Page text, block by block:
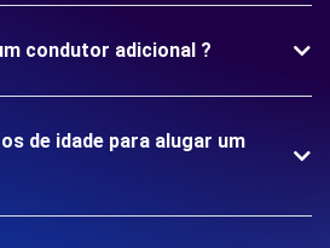
condutor adicional ?
de idade para alugar um